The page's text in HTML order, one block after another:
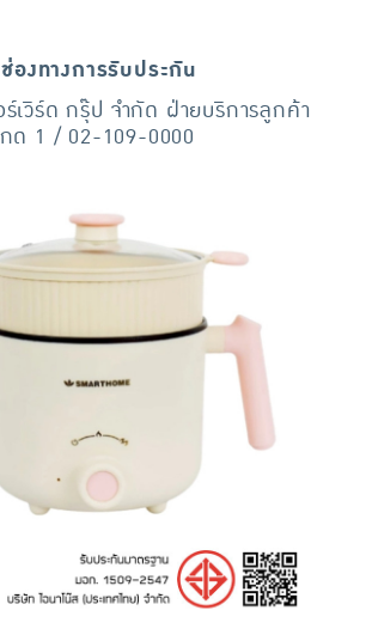
องทางการรับประกัน
เวิร์ด กรุ๊ป จำกัด ฝ่ายบริการลูกค้า
ด 1 / 02-109-0000